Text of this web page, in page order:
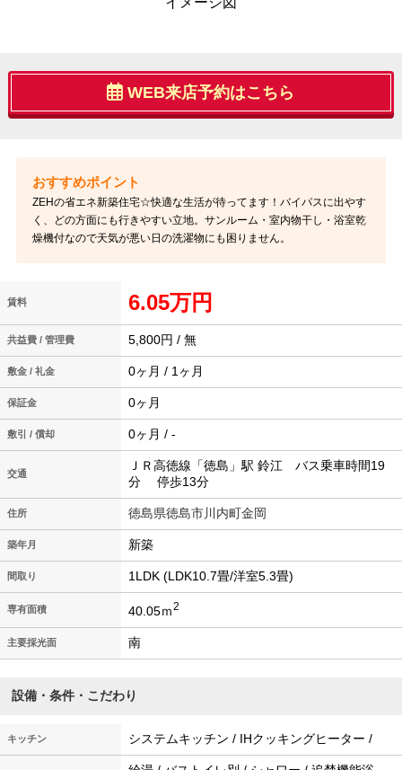
WEB来店予約はこちら
ZEHの省エネ新築住宅☆快適な生活が待ってます！バイパスに出やす
く、どの方面にも行きやすい立地。サンルーム・室内物干し・浴室乾
燥機付なので天気が悪い日の洗濯物にも困りません。
賃料 6.05万円
共益費 / 管理費 5,800円 / 無
敷金 / 礼金 0ヶ月 / 1ヶ月
保証金 0ヶ月
敷引 / 償却 0ヶ月 / -
交通
ＪＲ高徳線「徳島」駅 鈴江 バス乗車時間19
分 停歩13分
住所 徳島県徳島市川内町金岡
築年月 新築
間取り 1LDK (LDK10.7畳/洋室5.3畳)
専有面積 40.05ｍ2
主要採光面 南
設備・条件・こだわり
キッチン システムキッチン / IHクッキングヒーター /